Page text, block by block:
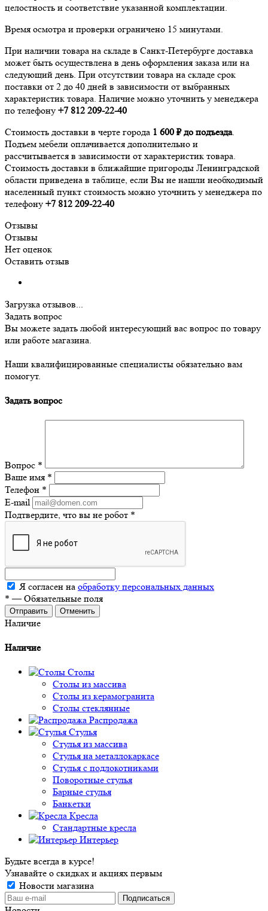
целостность и соответствие указанной комплектации.
Время осмотра и проверки ограничено 15 минутами.
При наличии товара на складе в Санкт-Петербурге доставка
может быть осуществлена в день оформления заказа или на
следующий день. При отсутствии товара на складе срок
поставки от 2 до 40 дней в зависимости от выбранных
характеристик товара. Наличие можно уточнить у менеджера
по телефону +7 812 209-22-40
Стоимость доставки в черте города 1 600 ₽ до подъезда.
Подъем мебели оплачивается дополнительно и
рассчитывается в зависимости от характеристик товара.
Стоимость доставки в ближайшие пригороды Ленинградской
области приведена в таблице, если Вы не нашли необходимый
населенный пункт стоимость можно уточнить у менеджера по
телефону +7 812 209-22-40
Отзывы
Отзывы
Нет оценок
Оставить отзыв
Загрузка отзывов...
Задать вопрос
Вы можете задать любой интересующий вас вопрос по товару
или работе магазина.
Наши квалифицированные специалисты обязательно вам
помогут.
Задать вопрос
Вопрос *
Ваше имя *
Телефон *
E-mail
Подтвердите, что вы не робот *
Я согласен на обработку персональных данных
* —Обязательные поля
Отменить
Наличие
Наличие
Столы
Столы из массива
Столы из керамогранита
Столы стеклянные
Распродажа
Стулья
Стулья из массива
Стулья на металлокаркасе
Стулья с подлокотниками
Поворотные стулья
Барные стулья
Банкетки
Кресла
Стандартные кресла
Интерьер
Будьте всегда в курсе!
Узнавайте о скидках и акциях первым
Новости магазина